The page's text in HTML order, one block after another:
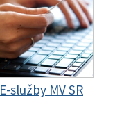
E-služby MV SR